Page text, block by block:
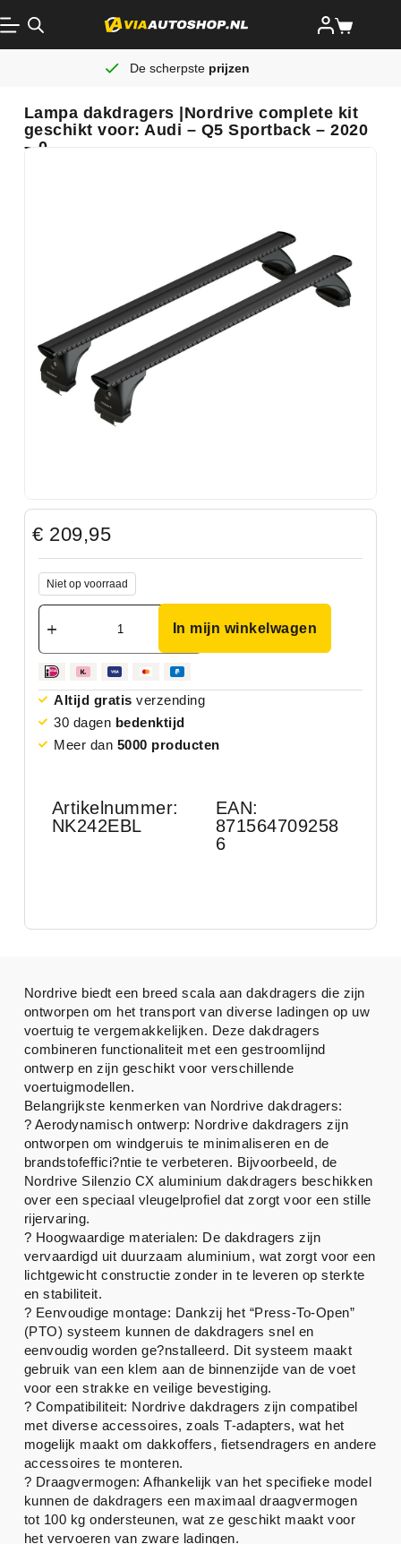
De scherpste prijzen
Lampa dakdragers |Nordrive complete kit
geschikt voor: Audi – Q5 Sportback – 2020
– 0
€ 209,95
Niet op voorraad
In mijn winkelwagen
Altijd gratis verzending
30 dagen bedenktijd
Meer dan 5000 producten
Artikelnummer:
NK242EBL
EAN:
871564709258
6
Nordrive biedt een breed scala aan dakdragers die zijn
ontworpen om het transport van diverse ladingen op uw
voertuig te vergemakkelijken. Deze dakdragers
combineren functionaliteit met een gestroomlijnd
ontwerp en zijn geschikt voor verschillende
voertuigmodellen.
Belangrijkste kenmerken van Nordrive dakdragers:
? Aerodynamisch ontwerp: Nordrive dakdragers zijn
ontworpen om windgeruis te minimaliseren en de
brandstofeffici?ntie te verbeteren. Bijvoorbeeld, de
Nordrive Silenzio CX aluminium dakdragers beschikken
over een speciaal vleugelprofiel dat zorgt voor een stille
rijervaring.
? Hoogwaardige materialen: De dakdragers zijn
vervaardigd uit duurzaam aluminium, wat zorgt voor een
lichtgewicht constructie zonder in te leveren op sterkte
en stabiliteit.
? Eenvoudige montage: Dankzij het “Press-To-Open”
(PTO) systeem kunnen de dakdragers snel en
eenvoudig worden ge?nstalleerd. Dit systeem maakt
gebruik van een klem aan de binnenzijde van de voet
voor een strakke en veilige bevestiging.
? Compatibiliteit: Nordrive dakdragers zijn compatibel
met diverse accessoires, zoals T-adapters, wat het
mogelijk maakt om dakkoffers, fietsendragers en andere
accessoires te monteren.
? Draagvermogen: Afhankelijk van het specifieke model
kunnen de dakdragers een maximaal draagvermogen
tot 100 kg ondersteunen, wat ze geschikt maakt voor
het vervoeren van zware ladingen.